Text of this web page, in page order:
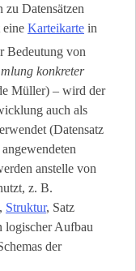
zu Datensätzen
eine Karteikarte in
Bedeutung von
konkreter
Müller) – wird der
auch als
(Datensatz
anstelle von
z. B.
Struktur, Satz
logischer Aufbau
der